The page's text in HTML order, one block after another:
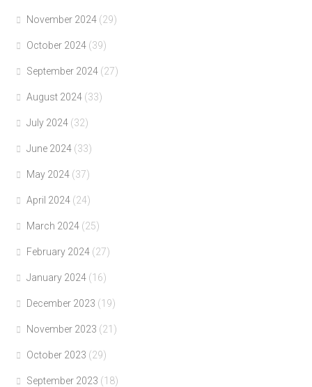
November 2024 (29)
October 2024 (39)
September 2024 (27)
August 2024 (33)
July 2024 (32)
June 2024 (33)
May 2024 (37)
April 2024 (24)
March 2024 (25)
February 2024 (27)
January 2024 (16)
December 2023 (19)
November 2023 (21)
October 2023 (29)
September 2023 (18)